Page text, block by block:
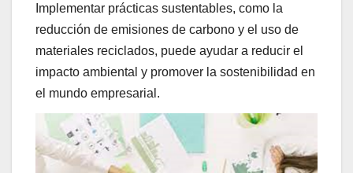
Implementar prácticas sustentables, como la
reducción de emisiones de carbono y el uso de
materiales reciclados, puede ayudar a reducir el
impacto ambiental y promover la sostenibilidad en
el mundo empresarial.